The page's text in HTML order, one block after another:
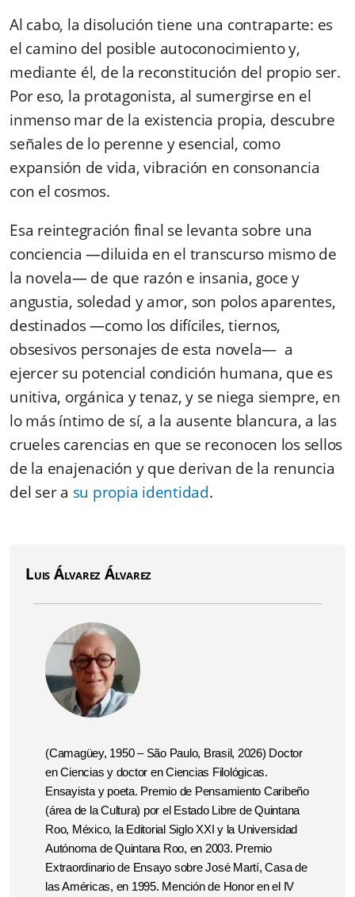
Al cabo, la disolución tiene una contraparte: es
el camino del posible autoconocimiento y,
mediante él, de la reconstitución del propio ser.
Por eso, la protagonista, al sumergirse en el
inmenso mar de la existencia propia, descubre
señales de lo perenne y esencial, como
expansión de vida, vibración en consonancia
con el cosmos.
Esa reintegración final se levanta sobre una
conciencia —diluida en el transcurso mismo de
la novela— de que razón e insania, goce y
angustia, soledad y amor, son polos aparentes,
destinados —como los difíciles, tiernos,
obsesivos personajes de esta novela— a
ejercer su potencial condición humana, que es
unitiva, orgánica y tenaz, y se niega siempre, en
lo más íntimo de sí, a la ausente blancura, a las
crueles carencias en que se reconocen los sellos
de la enajenación y que derivan de la renuncia
del ser a su propia identidad.
Luis Álvarez Álvarez
(Camagüey, 1950 – São Paulo, Brasil, 2026) Doctor
en Ciencias y doctor en Ciencias Filológicas.
Ensayista y poeta. Premio de Pensamiento Caribeño
(área de la Cultura) por el Estado Libre de Quintana
Roo, México, la Editorial Siglo XXI y la Universidad
Autónoma de Quintana Roo, en 2003. Premio
Extraordinario de Ensayo sobre José Martí, Casa de
las Américas, en 1995. Mención de Honor en el IV